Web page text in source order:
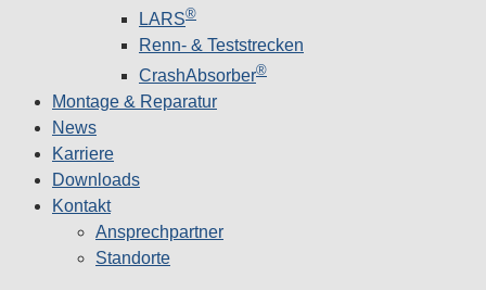
LARS®
Renn- & Teststrecken
CrashAbsorber®
Montage & Reparatur
News
Karriere
Downloads
Kontakt
Ansprechpartner
Standorte